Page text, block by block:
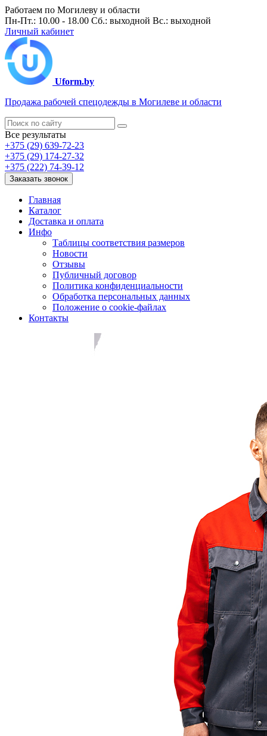
Работаем по Могилеву и области
Пн-Пт.: 10.00 - 18.00 Сб.: выходной Вс.: выходной
Личный кабинет
Uform.by
Продажа рабочей спецодежды в Могилеве и области
Все результаты
+375 (29) 639-72-23
+375 (29) 174-27-32
+375 (222) 74-39-12
Заказать звонок
Главная
Каталог
Доставка и оплата
Инфо
Таблицы соответствия размеров
Новости
Отзывы
Публичный договор
Политика конфиденциальности
Обработка персональных данных
Положение о cookie-файлах
Контакты